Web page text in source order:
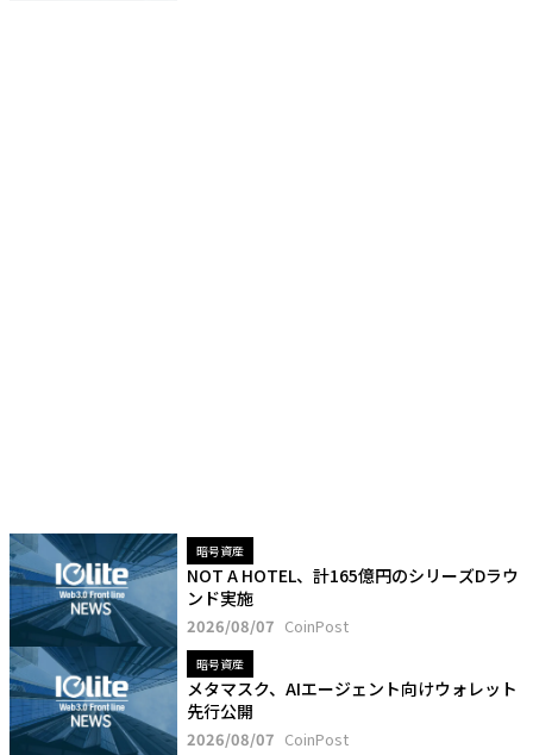
暗号資産
NOT A HOTEL、計165億円のシリーズDラウ
ンド実施
2026/08/07 CoinPost
暗号資産
メタマスク、AIエージェント向けウォレット
先行公開
2026/08/07 CoinPost